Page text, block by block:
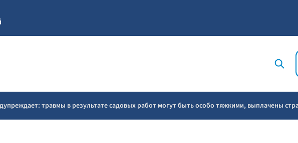
травмы в результате садовых работ могут быть особо тяжкими, выплачены